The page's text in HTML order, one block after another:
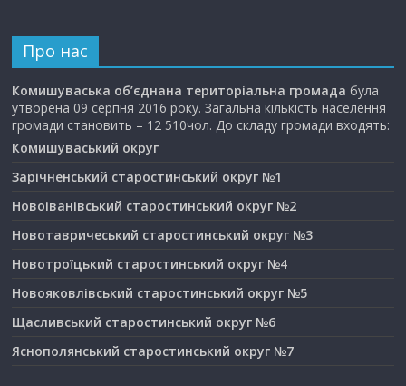
Про нас
Комишуваська об’єднана територіальна громада була
утворена 09 серпня 2016 року. Загальна кількість населення
громади становить – 12 510чол. До складу громади входять:
Комишуваський округ
Зарічненський старостинський округ №1
Новоіванівський старостинський округ №2
Новотавричеський старостинський округ №3
Новотроїцький старостинський округ №4
Новояковлівський старостинський округ №5
Щасливський старостинський округ №6
Яснополянський старостинський округ №7